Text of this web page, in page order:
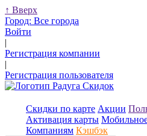
↑ Вверх
Город: Все города
Войти
|
Регистрация компании
|
Регистрация пользователя
Скидки по карте Акции
Активация карты
Компаниям Кэшбэк